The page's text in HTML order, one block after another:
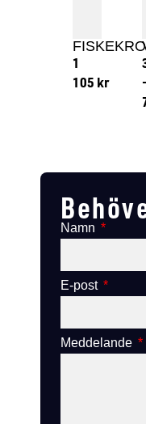
1
105 kr
Namn
E-post
Meddelande